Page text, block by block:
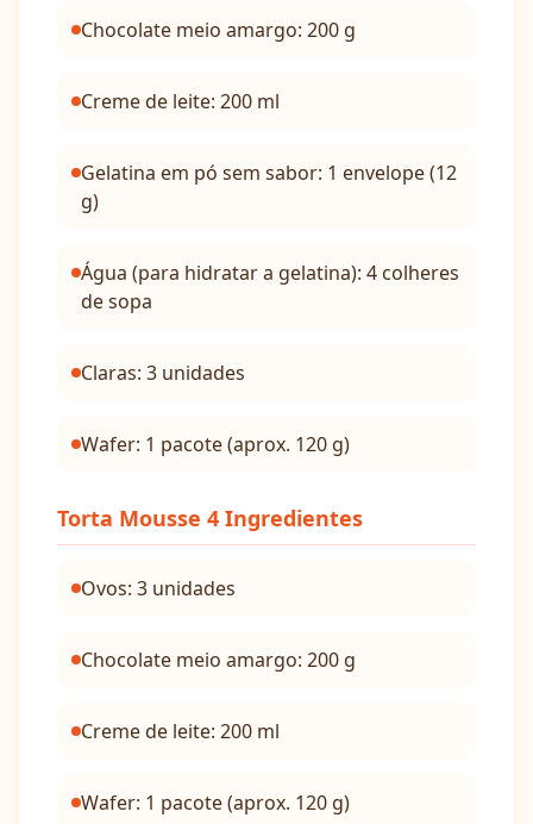
Chocolate meio amargo: 200 g
Creme de leite: 200 ml
Gelatina em pó sem sabor: 1 envelope (12
g)
Água (para hidratar a gelatina): 4 colheres
de sopa
Claras: 3 unidades
Wafer: 1 pacote (aprox. 120 g)
Torta Mousse 4 Ingredientes
Ovos: 3 unidades
Chocolate meio amargo: 200 g
Creme de leite: 200 ml
Wafer: 1 pacote (aprox. 120 g)